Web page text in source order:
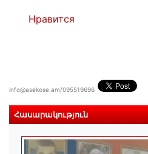
Нравится
info@asekose.am/095519696
Հասարակություն